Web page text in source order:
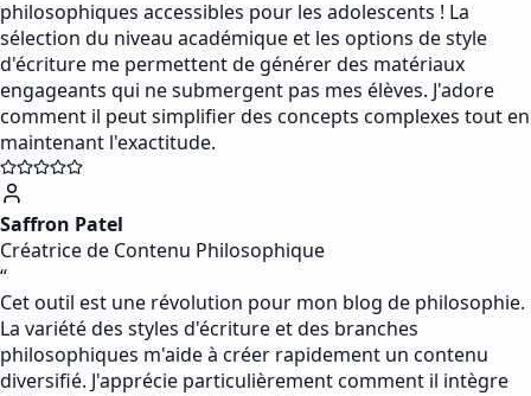
philosophiques accessibles pour les adolescents ! La
sélection du niveau académique et les options de style
d'écriture me permettent de générer des matériaux
engageants qui ne submergent pas mes élèves. J'adore
comment il peut simplifier des concepts complexes tout en
maintenant l'exactitude.
Saffron Patel
Créatrice de Contenu Philosophique
“
Cet outil est une révolution pour mon blog de philosophie.
La variété des styles d'écriture et des branches
philosophiques m'aide à créer rapidement un contenu
diversifié. J'apprécie particulièrement comment il intègre